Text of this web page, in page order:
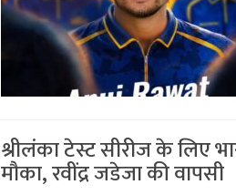
श्रीलंका टेस्ट सीरीज के लिए
मौका, रवींद्र जडेजा की वापसी